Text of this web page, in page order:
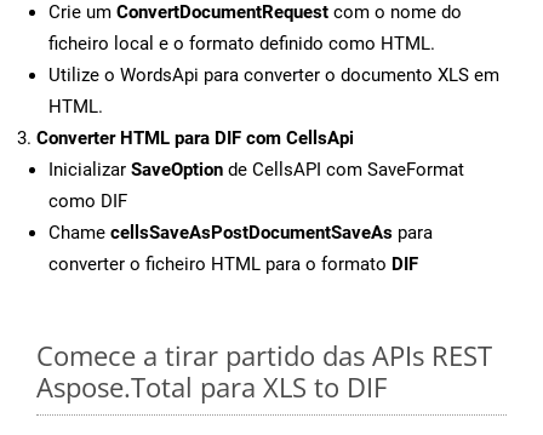
Crie um ConvertDocumentRequest com o nome do
ficheiro local e o formato definido como HTML.
Utilize o WordsApi para converter o documento XLS em
HTML.
Converter HTML para DIF com CellsApi
Inicializar SaveOption de CellsAPI com SaveFormat
como DIF
Chame cellsSaveAsPostDocumentSaveAs para
converter o ficheiro HTML para o formato DIF
Comece a tirar partido das APIs REST
Aspose.Total para XLS to DIF